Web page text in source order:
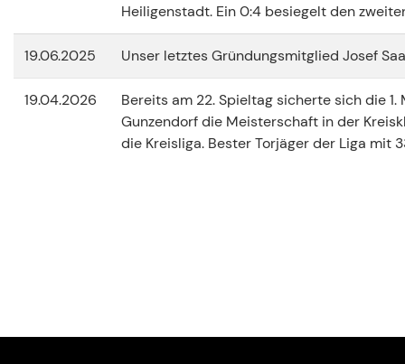
Heiligenstadt. Ein 0:4 besiegelt den
19.06.2025 Unser letztes Gründungsmitglied Josef
19.04.2026
Bereits am 22. Spieltag sicherte sich die
Gunzendorf die Meisterschaft in der
die Kreisliga. Bester Torjäger der Liga mit